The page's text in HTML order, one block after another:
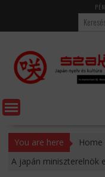
content
You are here Home
A japán miniszterelnök